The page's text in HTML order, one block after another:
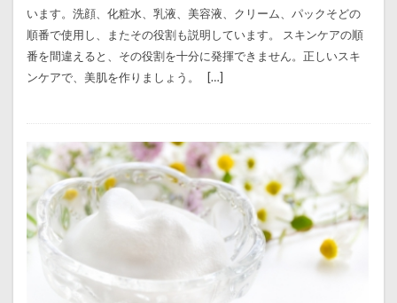
います。洗顔、化粧水、乳液、美容液、クリーム、パックそどの
順番で使用し、またその役割も説明しています。 スキンケアの順
番を間違えると、その役割を十分に発揮できません。正しいスキ
ンケアで、美肌を作りましょう。 […]